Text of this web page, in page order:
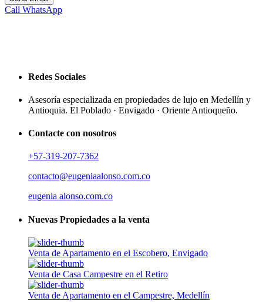
Call WhatsApp
Redes Sociales
Asesoría especializada en propiedades de lujo en Medellín y
Antioquia. El Poblado · Envigado · Oriente Antioqueño.
Contacte con nosotros
+57-319-207-7362
contacto@eugeniaalonso.com.co
eugenia alonso.com.co
Nuevas Propiedades a la venta
Venta de Apartamento en el Escobero, Envigado
Venta de Casa Campestre en el Retiro
Venta de Apartamento en el Campestre, Medellín